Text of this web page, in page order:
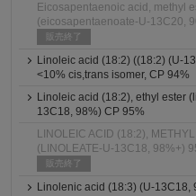
Eicosapentaenoic acid, methyl
(eicosapentaenoate-U-13C20,
販売終了
Linoleic acid (18:2) ((18:2) (U-
<10% cis,trans isomer, CP 94%
Linoleic acid (18:2), ethyl ester
13C18, 98%) CP 95%
LINOLEIC ACID (18:2),
(LINOLEATE-U-13C18, 98%+)
販売終了
Linolenic acid (18:3) (U-13C18,